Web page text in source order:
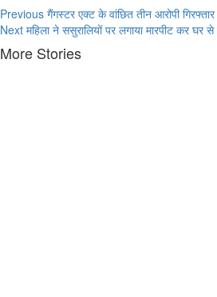
Continue
Reading
Previous गैंगस्टर एक्ट के वांछित तीन आरोपी गिरफ्तार
Next महिला ने ससुरालियों पर लगाया मारपीट कर घर
More Stories